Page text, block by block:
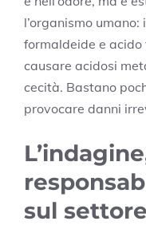
l’organismo
formaldeide e acido
causare acidosi
cecità. Bastano
provocare danni
sul